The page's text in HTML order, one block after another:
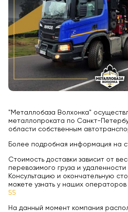
"Металлобаза Волхонка"
металлопроката по Санкт-
области собственным
Более подробная информация на
Стоимость доставки зависит от
перевозимого груза и удаленности
Консультацию и окончательную
можете узнать у наших операторов
55
На данный момент компания